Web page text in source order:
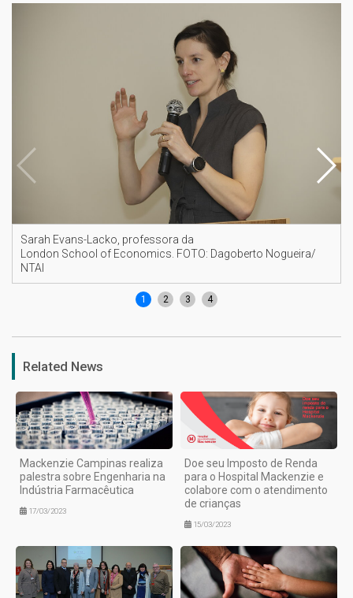
Sarah Evans-Lacko, professora da
London School of Economics. FOTO: Dagoberto Nogueira/
NTAI
1 2 3 4
Related News
Mackenzie Campinas realiza
palestra sobre Engenharia na
Indústria Farmacêutica
17/03/2023
Doe seu Imposto de Renda
para o Hospital Mackenzie e
colabore com o atendimento
de crianças
15/03/2023